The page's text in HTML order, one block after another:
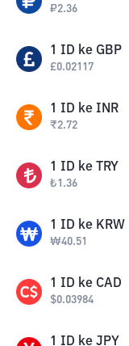
₽2.36
1 ID ke GBP
£0.02117
1 ID ke INR
₹2.72
1 ID ke TRY
₺1.36
1 ID ke KRW
₩40.51
1 ID ke CAD
$0.03984
1 ID ke JPY